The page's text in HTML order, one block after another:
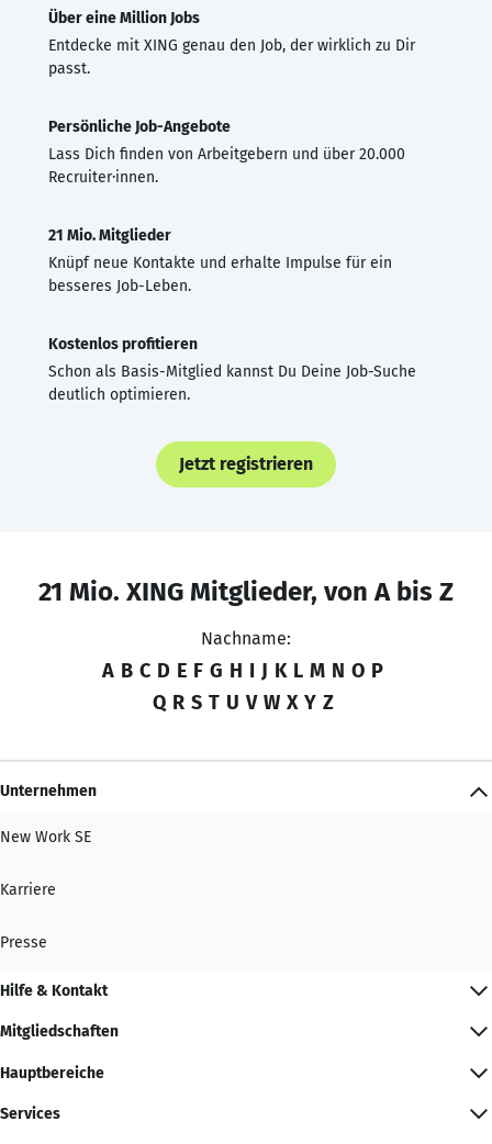
Über eine Million Jobs
Entdecke mit XING genau den Job, der wirklich zu Dir
passt.
Persönliche Job-Angebote
Lass Dich finden von Arbeitgebern und über 20.000
Recruiter·innen.
21 Mio. Mitglieder
Knüpf neue Kontakte und erhalte Impulse für ein
besseres Job-Leben.
Kostenlos profitieren
Schon als Basis-Mitglied kannst Du Deine Job-Suche
deutlich optimieren.
Jetzt registrieren
21 Mio. XING Mitglieder, von A bis Z
Nachname:
A B C D E F G H I J K L M N O P
Q R S T U V W X Y Z
Unternehmen
New Work SE
Karriere
Presse
Hilfe & Kontakt
Mitgliedschaften
Hauptbereiche
Services